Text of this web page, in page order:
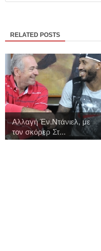
RELATED POSTS
Αλλαγή Έν.Ντάνιελ, με
τον σκόρερ Στ...